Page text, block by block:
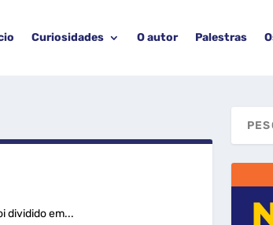
Curiosidades O autor Palestras
dividido em...